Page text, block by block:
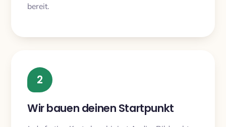
bereit.
2
Wir bauen deinen Startpunkt